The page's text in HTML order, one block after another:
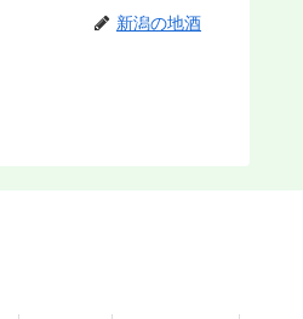
新潟の地酒